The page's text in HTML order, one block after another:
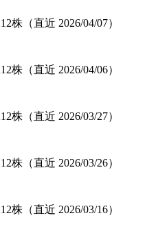
株（直近 2026/04/07）
株（直近 2026/04/06）
株（直近 2026/03/27）
株（直近 2026/03/26）
株（直近 2026/03/16）